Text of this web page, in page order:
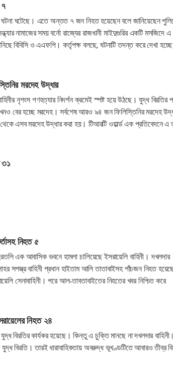
ঘটনা ঘটেছে। এতে অন্তত ৭ জন নিহত হয়েছেন বলে জানিয়েছেন
নামাজের সময় বর্নো রাজ্যের রাজধানী মাইদুগুরির একটি মসজিদে এ
বিবিসি ও এএফপি। কর্তৃপক্ষ বলছে, ঘটনাটি তদন্ত করে দেখা
মরদেহ উদ্ধার
নৃশংস গণহত্যার নিদর্শন ক্রমেই স্পষ্ট হয়ে উঠছে। যুদ্ধ বিরতির
বের হচ্ছে মরদেহ। সর্বশেষ আরও ৯৪ জন ফিলিস্তিনির মরদেহ
এসব মরদেহ উদ্ধার করা হয়। টিআরটি ওয়ার্ল্ড এক প্রতিবেদনে এ
৩১
নিহত ৫
এক আবাসিক ভবনে হামলা চালিয়েছে ইসরায়েলি বাহিনী। দখলদার
সশস্ত্র বাহিনী প্রধান হাইতাম আলি তাতাবাইসহ পাঁচজন নিহত
সেনাবাহিনী। পরে আল-তাবতাবাইতের নিহতের খবর নিশ্চিত করে
নিহত ২৪
বিরতির কার্যকর হয়েছে। কিন্তু এ চুক্তি মানছে না দখলদার বাহিনী।
যুদ্ধ বিরতি। তারই ধারাবাহিকতায় অবরুদ্ধ ভূখণ্ডটিতে আবারও তীব্র